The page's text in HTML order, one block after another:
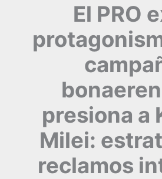
El PRO
presiona a
Milei:
reclamos